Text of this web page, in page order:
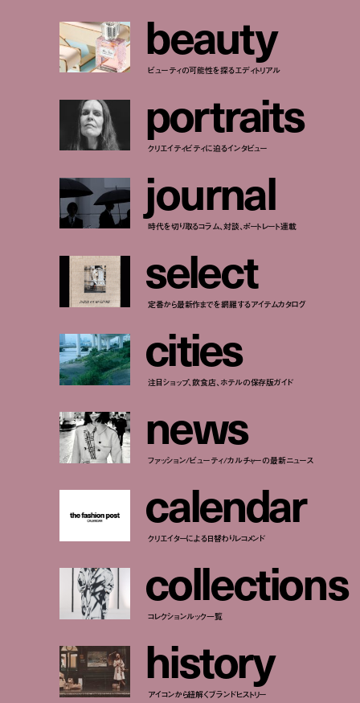
beauty
ビューティの可能性を探るエディトリアル
portraits
クリエイティビティに迫るインタビュー
journal
時代を切り取るコラム、対談、ポートレート連載
select
定番から最新作までを網羅するアイテムカタログ
cities
注目ショップ、飲食店、ホテルの保存版ガイド
news
ファッション/ビューティ/カルチャーの最新ニュース
calendar
クリエイターによる日替わりレコメンド
collections
コレクションルック一覧
history
アイコンから紐解くブランドヒストリー